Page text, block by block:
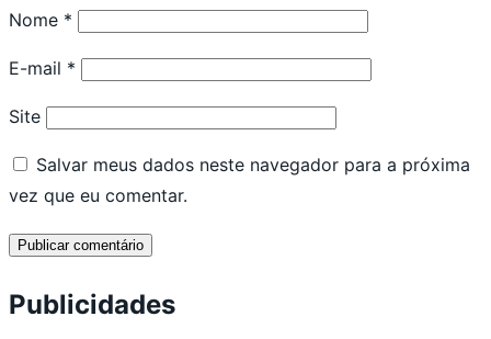
Nome *
E-mail *
Site
Salvar meus dados neste navegador para a próxima
vez que eu comentar.
Publicidades